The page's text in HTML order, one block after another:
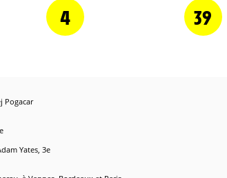
4 39
Pogacar
Yates, 3e